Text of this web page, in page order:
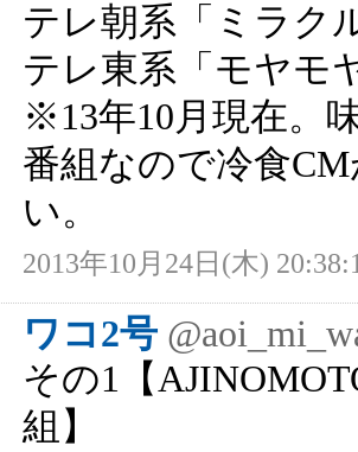
テレ朝系「ミラク
テレ東系「モヤモ
※13年10月現在。
番組なので冷食
い。
2013年10月24日(木)
ワコ2号
その1【
組】